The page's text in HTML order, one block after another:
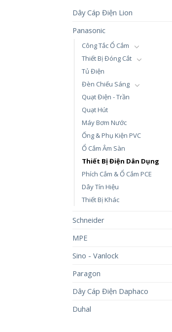
Dây Cáp Điện Lion
Panasonic
Công Tắc Ổ Cắm
Thiết Bị Đóng Cắt
Tủ Điện
Đèn Chiếu Sáng
Quạt Điện - Trần
Quạt Hút
Máy Bơm Nước
Ống & Phụ Kiện PVC
Ổ Cắm Âm Sàn
Thiết Bị Điện Dân Dụng
Phích Cắm & Ổ Cắm PCE
Dây Tín Hiệu
Thiết Bị Khác
Schneider
MPE
Sino - Vanlock
Paragon
Dây Cáp Điện Daphaco
Duhal